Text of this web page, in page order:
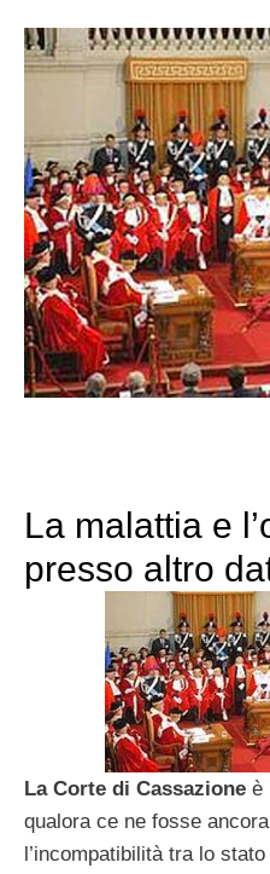
La malattia e
presso altro
La Corte di Cassazione è
qualora ce ne fosse
l’incompatibilità tra lo